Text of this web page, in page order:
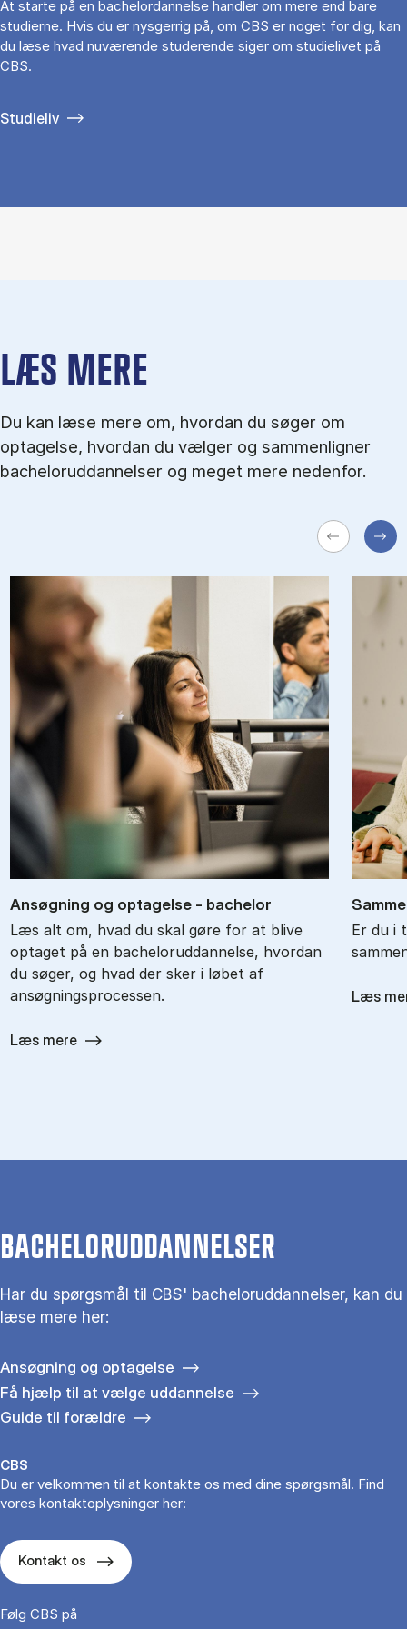
At starte på en bachelordannelse handler om mere end bare
studierne. Hvis du er nysgerrig på, om CBS er noget for dig, kan
du læse hvad nuværende studerende siger om studielivet på
CBS.
Studieliv
LÆS MERE
Du kan læse mere om, hvordan du søger om
optagelse, hvordan du vælger og sammenligner
bacheloruddannelser og meget mere nedenfor.
An­søg­ning og op­ta­gel­se - ba­chel­or
Læs alt om, hvad du skal gøre for at blive
optaget på en bacheloruddannelse, hvordan
du søger, og hvad der sker i løbet af
ansøgningsprocessen.
Læs mere
Er du i
Læs
BACHELORUDDANNELSER
Har du spørgsmål til CBS' bacheloruddannelser, kan du
læse mere her:
Ansøgning og optagelse
Få hjælp til at vælge uddannelse
Guide til forældre
CBS
Du er velkommen til at kontakte os med dine spørgsmål. Find
vores kontaktoplysninger her:
Kontakt os
Følg CBS på